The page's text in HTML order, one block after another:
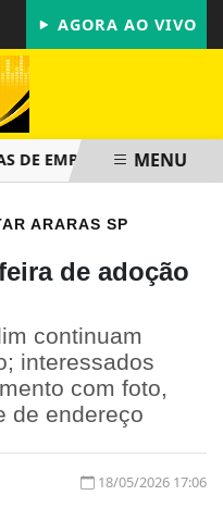
AGORA AO VIVO
EMPREGO - PAT ARARAS
MENU
ARARAS SP
de adoção
continuam
interessados
com foto,
de endereço
18/05/2026 17:06